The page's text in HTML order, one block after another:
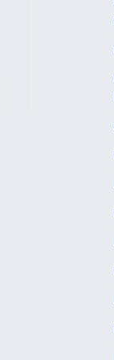
à la page suivante